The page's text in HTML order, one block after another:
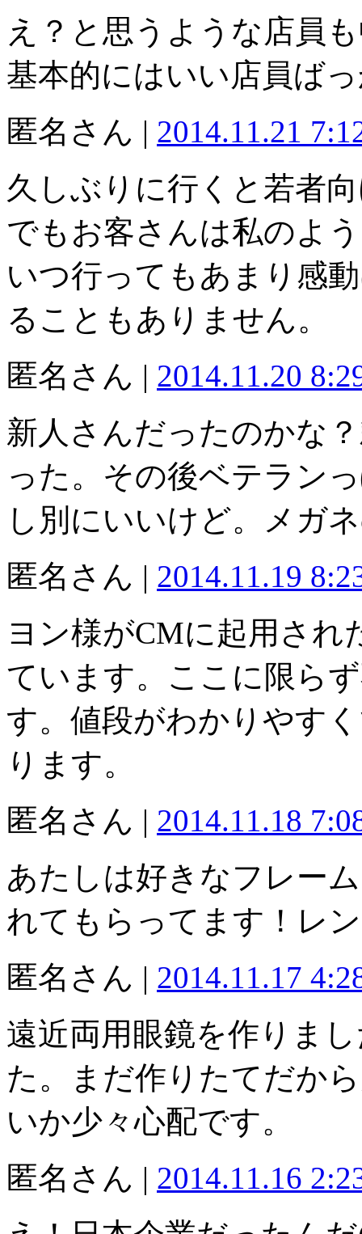
え？と思うような店員
基本的にはいい店員ば
匿名さん | 2014.11.21
久しぶりに行くと若者
でもお客さんは私のよ
いつ行ってもあまり感
ることもありません。
匿名さん | 2014.11.20
新人さんだったのかな
った。その後ベテラン
し別にいいけど。メガ
匿名さん | 2014.11.19
ヨン様がCMに起用され
ています。ここに限ら
す。値段がわかりやす
ります。
匿名さん | 2014.11.18
あたしは好きなフレー
れてもらってます！レ
匿名さん | 2014.11.17
遠近両用眼鏡を作りま
た。まだ作りたてだか
いか少々心配です。
匿名さん | 2014.11.16